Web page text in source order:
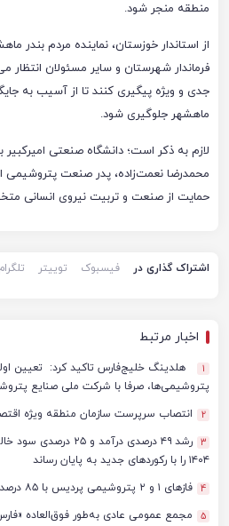
منطقه منجر شود.
از استاندار خوزستان، نماینده مردم بندر
فرماندار شهرستان و سایر مسئولان
جدی و ویژه پیگیری کنند تا از آسیب به
ماهشهر جلوگیری شود.
لازم به ذکر است؛ دانشگاه صنعتی
محمدرضا نعمت‌زاده، پدر صنعت پتروشیمی
حمایت از صنعت و تربیت نیروی انسانی
اشتراک گذاری در فیسبوک توییتر تلگرام
اخبار مرتبط
1
هلدینگ خلیج‌فارس تاکید کرد: تعیین
پتروشیمی‌ها، صرفا با شرکت ملی صنایع
2 انتصاب سرپرست سازمان منطقه ویژه
3
رشد ۴۹ درصدی درآمد و
۱۴۰۴ را با رکوردهای جدید به پایان رساند
4 فازهای ۱ و ۲ پتروشیمی پردیس با ۸۵ درصد ظرفیت به مدار تولید بازگشتند
5
مجمع عمومی عادی به‌طور فوق‌العاده